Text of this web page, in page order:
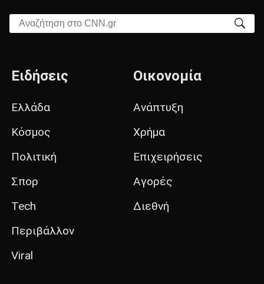
Αναζήτηση στο CNN.gr
Ειδήσεις
Ελλάδα
Κόσμος
Πολιτική
Σπορ
Tech
Περιβάλλον
Viral
Οικονομία
Ανάπτυξη
Χρήμα
Επιχειρήσεις
Αγορές
Διεθνή